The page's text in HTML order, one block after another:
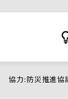
協力 防災推進協